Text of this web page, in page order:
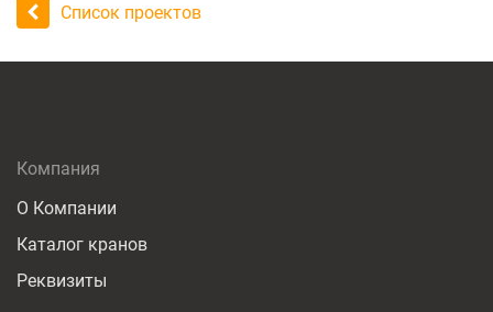
Список проектов
Компания
О Компании
Каталог кранов
Реквизиты